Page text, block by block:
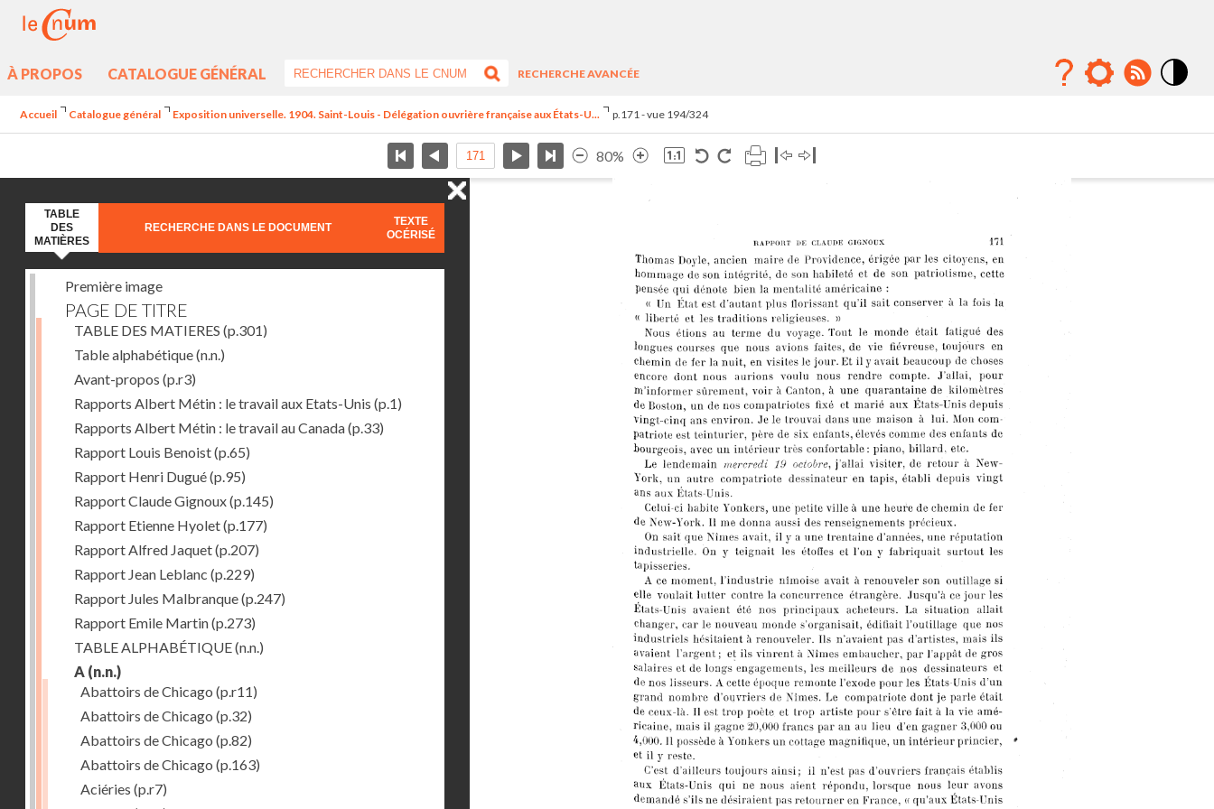
À PROPOS CATALOGUE GÉNÉRAL
RECHERCHE AVANCÉE
Accueil Catalogue général Exposition universelle. 1904. Saint-Louis - Délégation ouvrière française aux États-U... p.171 - vue 194/324
80%
TABLE
DES
MATIÈRES
RECHERCHE DANS LE DOCUMENT
TEXTE
OCÉRISÉ
Première image
PAGE DE TITRE
TABLE DES MATIERES (p.301)
Table alphabétique(n.n.)
Avant-propos (p.r3)
Rapports Albert Métin : le travail aux Etats-Unis (p.1)
Rapports Albert Métin : le travail au Canada(p.33)
Rapport Louis Benoist(p.65)
Rapport Henri Dugué(p.95)
Rapport Claude Gignoux(p.145)
Rapport Etienne Hyolet(p.177)
Rapport Alfred Jaquet(p.207)
Rapport Jean Leblanc (p.229)
Rapport Jules Malbranque(p.247)
Rapport Emile Martin(p.273)
TABLE ALPHABÉTIQUE(n.n.)
A (n.n.)
Abattoirs de Chicago (p.r11)
Abattoirs de Chicago (p.32)
Abattoirs de Chicago (p.82)
Abattoirs de Chicago (p.163)
Aciéries (p.r7)